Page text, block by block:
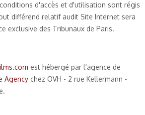
d'accès et d'utilisation sont régis
différend relatif audit Site Internet sera
exclusive des Tribunaux de Paris.
est hébergé par l'agence de
Agency chez OVH - 2 rue Kellermann -